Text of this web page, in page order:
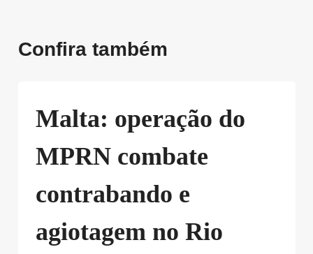
Confira também
Malta: operação do
MPRN combate
contrabando e
agiotagem no Rio